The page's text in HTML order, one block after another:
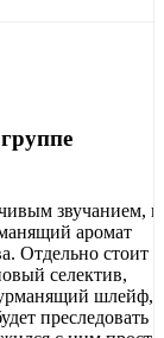
звучанием,
аромат
Отдельно стоит
селектив,
шлейф,
преследовать